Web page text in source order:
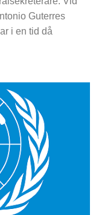
Guterres
i en tid då